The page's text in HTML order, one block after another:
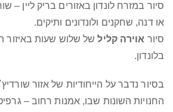
סיור במזרח לונדון באזורים בריק ליין –
או דנה, שחקנים ולונדונים ותיקים.
סיור אוירה קליל של שלוש שעות באיזור
בלונדון.
בסיור נדבר על הייחודיות של אזור
החנויות השונות שבו, אמנות רחוב –